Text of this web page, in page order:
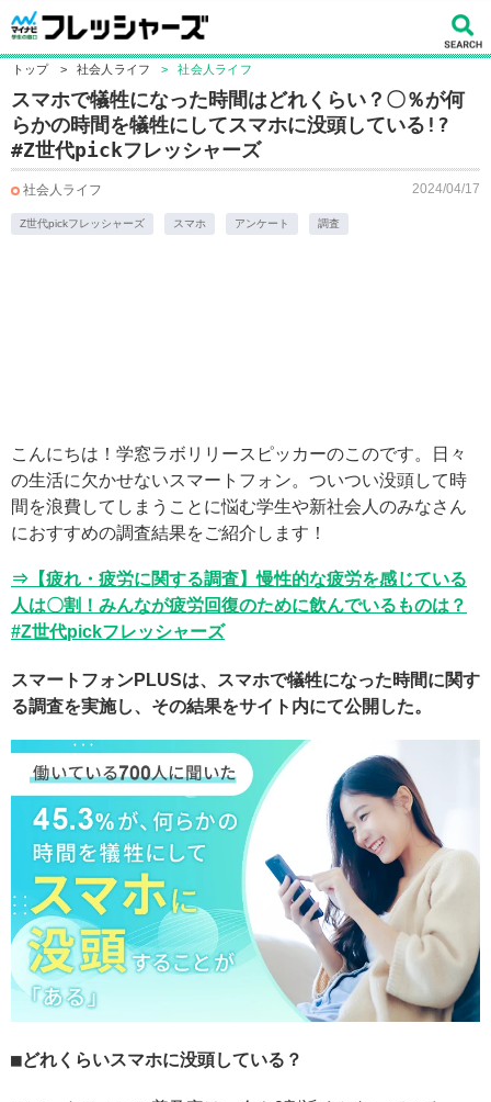
トップ > 社会人ライフ > 社会人ライフ
スマホで犠牲になった時間はどれくらい？〇％が何
らかの時間を犠牲にしてスマホに没頭している!?
#Z世代pickフレッシャーズ
社会人ライフ 2024/04/17
Z世代pickフレッシャーズ スマホ アンケート 調査
こんにちは！学窓ラボリリースピッカーのこのです。日々
の生活に欠かせないスマートフォン。ついつい没頭して時
間を浪費してしまうことに悩む学生や新社会人のみなさん
におすすめの調査結果をご紹介します！
⇒【疲れ・疲労に関する調査】慢性的な疲労を感じている
人は〇割！みんなが疲労回復のために飲んでいるものは？
#Z世代pickフレッシャーズ
スマートフォンPLUSは、スマホで犠牲になった時間に関す
る調査を実施し、その結果をサイト内にて公開した。
どれくらいスマホに没頭している？